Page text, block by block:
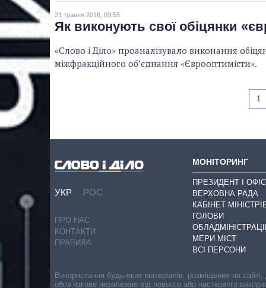
21 травня 2016, 09:55
Як виконують свої обіцянки
«Слово і Діло» проаналізувало виконання
міжфракційного об’єднання «Єврооптимісти».
1
УКР РОС
ПРО НАС
КОНТАКТИ
ПРАВИЛА
МОНІТОРИНГ
ПРЕЗИДЕНТ І ОФІС
ВЕРХОВНА РАДА
КАБІНЕТ
ГОЛОВИ
МЕРИ МІСТ
ВСІ ПЕРСОНИ
Використання будь-яких матеріалів, розміщених на
обов’язкове незалежно від повного або часткового